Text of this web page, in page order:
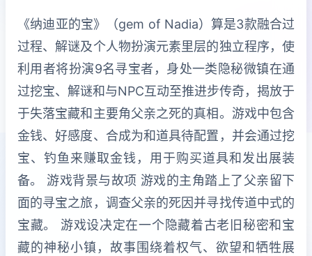
《纳迪亚的宝》（gem of Nadia）算是3款融合过
过程、解谜及个人物扮演元素里层的独立程序，使
利用者将扮演9名寻宝者，身处一类隐秘微镇在通
过挖宝、解谜和与NPC互动至推进步传奇，揭放于
于失落宝藏和主要角父亲之死的真相。游戏中包含
金钱、好感度、合成为和道具待配置，并会通过挖
宝、钓鱼来赚取金钱，用于购买道具和发出展装
备。 游戏背景与故项 游戏的主角踏上了父亲留下
面的寻宝之旅，调查父亲的死因并寻找传道中式的
宝藏。 游戏设决定在一个隐藏着古老旧秘密和宝
藏的神秘小镇，故事围绕着权气、欲望和牺牲展